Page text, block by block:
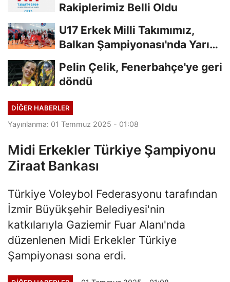
Rakiplerimiz Belli Oldu
U17 Erkek Milli Takımımız,
Balkan Şampiyonası'nda Yarı
Pelin Çelik, Fenerbahçe'ye geri
döndü
DIĞER HABERLER
Yayınlanma: 01 Temmuz 2025 - 01:08
Midi Erkekler Türkiye Şampiyonu
Ziraat Bankası
Türkiye Voleybol Federasyonu tarafından
İzmir Büyükşehir Belediyesi'nin
katkılarıyla Gaziemir Fuar Alanı'nda
düzenlenen Midi Erkekler Türkiye
Şampiyonası sona erdi.